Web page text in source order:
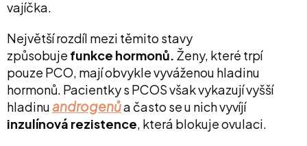
vajíčka.
Největší rozdíl mezi těmito stavy
způsobuje funkce hormonů. Ženy, které trpí
pouze PCO, mají obvykle vyváženou hladinu
hormonů. Pacientky s PCOS však vykazují vyšší
hladinuandrogenůa často se u nich vyvíjí
inzulínová rezistence, která blokuje ovulaci.